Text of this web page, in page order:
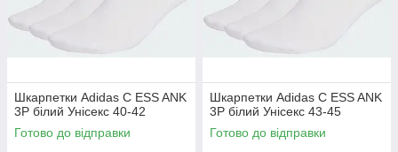
Шкарпетки Adidas C ESS ANK
3P білий Унісекс 40-42
Готово до відправки
Шкарпетки Adidas C ESS ANK
3P білий Унісекс 43-45
Готово до відправки